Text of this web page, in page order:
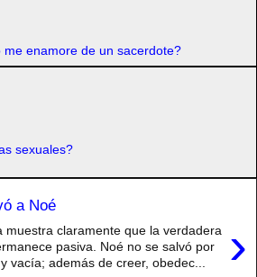
enamore de un sacerdote?
sexuales?
a Noé
›
muestra claramente que la verdadera
pasiva. Noé no se salvó por
vacía; además de creer, obedec...